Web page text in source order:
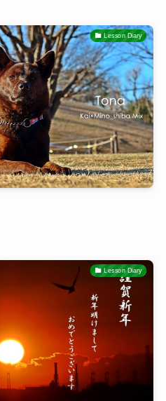
Lesson Diary
Lesson Diary